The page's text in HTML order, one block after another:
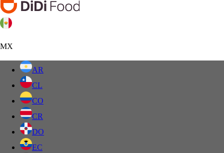
MX
AR
CL
CO
CR
DO
EC